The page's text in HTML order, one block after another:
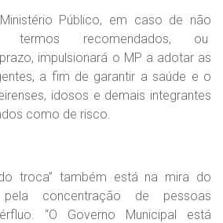
Público, em caso de não
termos recomendados, ou
impulsionará o MP a adotar as
a fim de garantir a saúde e o
idosos e demais integrantes
como de risco.
troca” também está na mira do
pela concentração de pessoas
“O Governo Municipal está